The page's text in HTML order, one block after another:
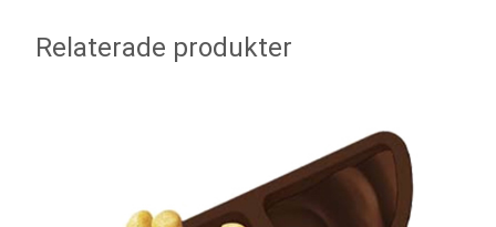
Relaterade produkter